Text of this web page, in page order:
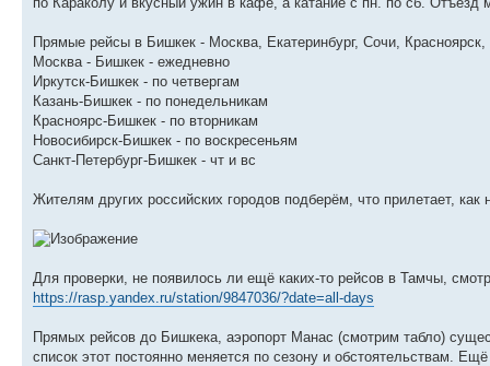
Прямые рейсы в Бишкек - Москва, Екатеринбург, Сочи,
Москва - Бишкек - ежедневно
Иркутск-Бишкек - по четвергам
Казань-Бишкек - по понедельникам
Красноярс-Бишкек - по вторникам
Новосибирск-Бишкек - по воскресеньям
Санкт-Петербург-Бишкек - чт и вс
Жителям других российских городов подберём, что прилетает, как
Для проверки, не появилось ли ещё каких-то рейсов в Тамчы,
https://rasp.yandex.ru/station/9847036/?date=all-days
Прямых рейсов до Бишкека, аэропорт Манас (смотрим табло)
список этот постоянно меняется по сезону и обстоятельствам.